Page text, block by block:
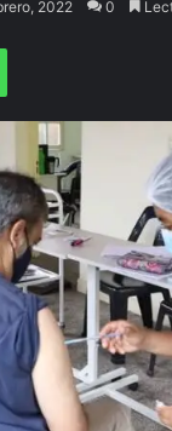
2022 0
WhatsApp